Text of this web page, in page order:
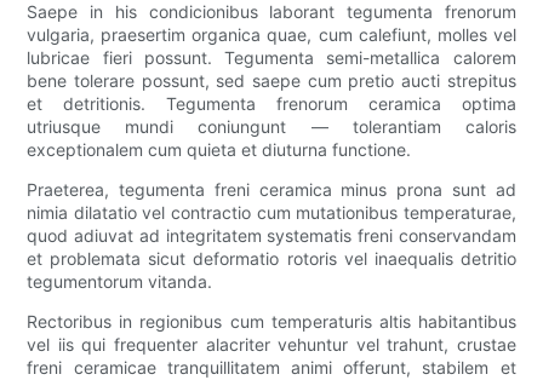
Saepe in his condicionibus laborant tegumenta frenorum
vulgaria, praesertim organica quae, cum calefiunt, molles vel
lubricae fieri possunt. Tegumenta semi-metallica calorem
bene tolerare possunt, sed saepe cum pretio aucti strepitus
et detritionis. Tegumenta frenorum ceramica optima
utriusque mundi coniungunt — tolerantiam caloris
exceptionalem cum quieta et diuturna functione.
Praeterea, tegumenta freni ceramica minus prona sunt ad
nimia dilatatio vel contractio cum mutationibus temperaturae,
quod adiuvat ad integritatem systematis freni conservandam
et problemata sicut deformatio rotoris vel inaequalis detritio
tegumentorum vitanda.
Rectoribus in regionibus cum temperaturis altis habitantibus
vel iis qui frequenter alacriter vehuntur vel trahunt, crustae
freni ceramicae tranquillitatem animi offerunt, stabilem et